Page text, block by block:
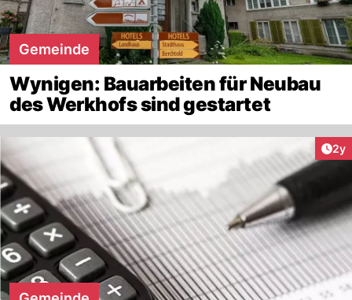
Gemeinde
Wynigen: Bauarbeiten für Neubau
des Werkhofs sind gestartet
2y